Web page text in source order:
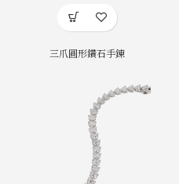
三爪圓形鑽石手鍊